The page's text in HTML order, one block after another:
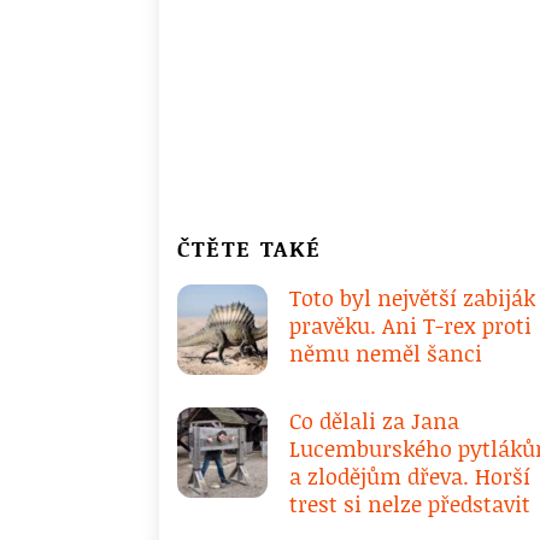
ČTĚTE TAKÉ
Toto byl největší zabiják
pravěku. Ani T-rex proti
němu neměl šanci
Co dělali za Jana
Lucemburského
a zlodějům dřeva. Horší
trest si nelze představit